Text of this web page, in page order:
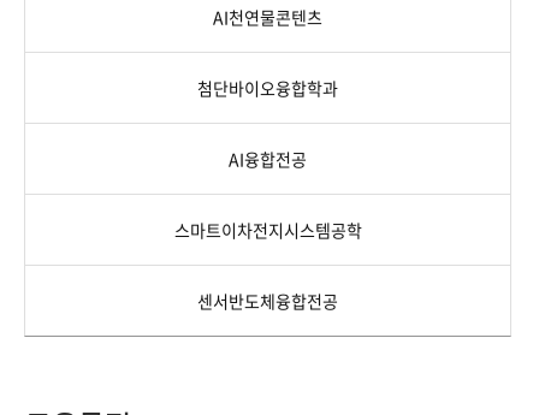
AI천연물콘텐츠
첨단바이오융합학과
AI융합전공
스마트이차전지시스템공학
센서반도체융합전공